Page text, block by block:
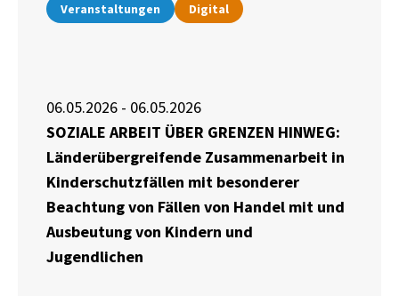
Veranstaltungen Digital
06.05.2026 - 06.05.2026
SOZIALE ARBEIT ÜBER GRENZEN HINWEG:
Länderübergreifende Zusammenarbeit in
Kinderschutzfällen mit besonderer
Beachtung von Fällen von Handel mit und
Ausbeutung von Kindern und
Jugendlichen